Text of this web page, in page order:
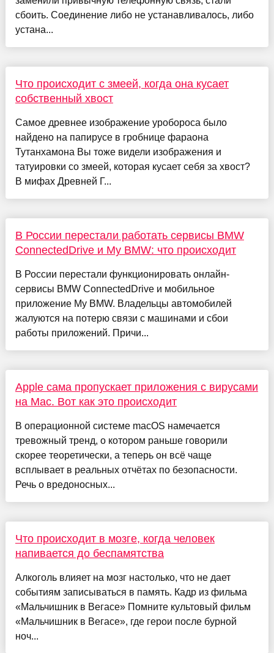
сбоить. Соединение либо не устанавливалось, либо
устана...
Что происходит с змеей, когда она кусает
собственный хвост
Самое древнее изображение уробороса было
найдено на папирусе в гробнице фараона
Тутанхамона Вы тоже видели изображения и
татуировки со змеей, которая кусает себя за хвост?
В мифах Древней Г...
В России перестали работать сервисы BMW
ConnectedDrive и My BMW: что происходит
В России перестали функционировать онлайн-
сервисы BMW ConnectedDrive и мобильное
приложение My BMW. Владельцы автомобилей
жалуются на потерю связи с машинами и сбои
работы приложений. Причи...
Apple сама пропускает приложения с вирусами
на Mac. Вот как это происходит
В операционной системе macOS намечается
тревожный тренд, о котором раньше говорили
скорее теоретически, а теперь он всё чаще
всплывает в реальных отчётах по безопасности.
Речь о вредоносных...
Что происходит в мозге, когда человек
напивается до беспамятства
Алкоголь влияет на мозг настолько, что не дает
событиям записываться в память. Кадр из фильма
«Мальчишник в Вегасе» Помните культовый фильм
«Мальчишник в Вегасе», где герои после бурной
ноч...